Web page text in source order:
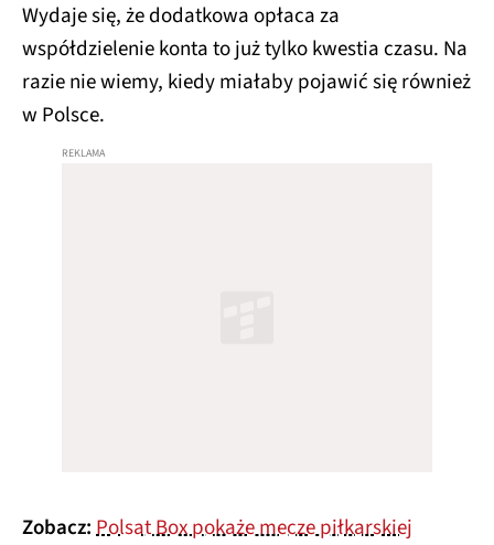
Wydaje się, że dodatkowa opłaca za
współdzielenie konta to już tylko kwestia czasu. Na
razie nie wiemy, kiedy miałaby pojawić się również
w Polsce.
Zobacz:Polsat Box pokaże mecze piłkarskiej